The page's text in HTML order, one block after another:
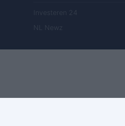
Investeren 24
NL Newz